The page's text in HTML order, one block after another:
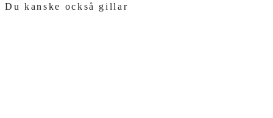
Du kanske också gillar